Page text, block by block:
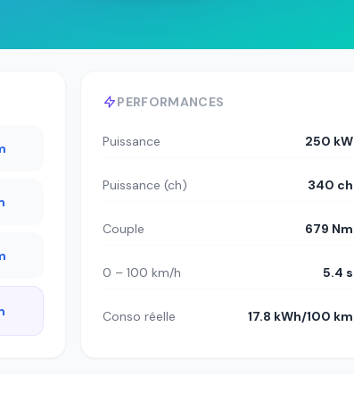
PERFORMANCES
Puissance 250 kW
Puissance (ch) 340 ch
Couple 679 Nm
0 – 100 km/h 5.4 s
Conso réelle 17.8 kWh/100 km